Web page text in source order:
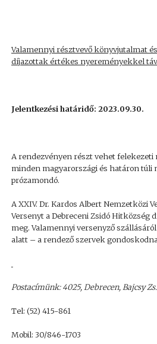
Valamennyi résztvevő könyvjutalmat
díjazottak értékes nyereményekkel
Jelentkezési határidő: 2023.09.30.
A rendezvényen részt vehet
minden magyarországi és határon túli
prózamondó.
A XXIV. Dr. Kardos Albert Nemzetközi
Versenyt a Debreceni Zsidó Hitközség
meg. Valamennyi versenyző
alatt – a rendező szervek
Postacímünk: 4025, Debrecen, Bajcsy
Tel: (52) 415-861
Mobil: 30/846-1703